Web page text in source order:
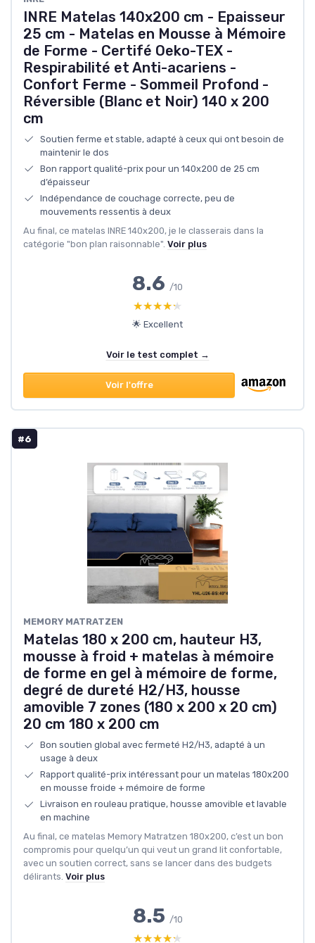
INRE Matelas 140x200 cm - Epaisseur
25 cm - Matelas en Mousse à Mémoire
de Forme - Certifé Oeko-TEX -
Respirabilité et Anti-acariens -
Confort Ferme - Sommeil Profond -
Réversible (Blanc et Noir) 140 x 200
cm
Soutien ferme et stable, adapté à ceux qui ont besoin de
maintenir le dos
Bon rapport qualité-prix pour un 140x200 de 25 cm
d’épaisseur
Indépendance de couchage correcte, peu de
mouvements ressentis à deux
Au final, ce matelas INRE 140x200, je le classerais dans la
catégorie "bon plan raisonnable". Voir plus
8.6 /10
★★★★★
★★★★★
🌟 Excellent
Voir le test complet →
Voir l'offre
#6
MEMORY MATRATZEN
Matelas 180 x 200 cm, hauteur H3,
mousse à froid + matelas à mémoire
de forme en gel à mémoire de forme,
degré de dureté H2/H3, housse
amovible 7 zones (180 x 200 x 20 cm)
20 cm 180 x 200 cm
Bon soutien global avec fermeté H2/H3, adapté à un
usage à deux
Rapport qualité-prix intéressant pour un matelas 180x200
en mousse froide + mémoire de forme
Livraison en rouleau pratique, housse amovible et lavable
en machine
Au final, ce matelas Memory Matratzen 180x200, c’est un bon
compromis pour quelqu’un qui veut un grand lit confortable,
avec un soutien correct, sans se lancer dans des budgets
délirants. Voir plus
8.5 /10
★★★★★
★★★★★